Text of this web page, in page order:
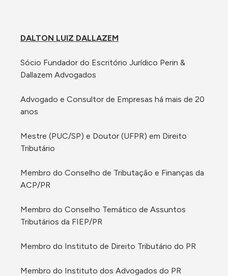
DALTON LUIZ DALLAZEM
Sócio Fundador do Escritório Jurídico Perin &
Dallazem Advogados
Advogado e Consultor de Empresas há mais de 20
anos
Mestre (PUC/SP) e Doutor (UFPR) em Direito
Tributário
Membro do Conselho de Tributação e Finanças da
ACP/PR
Membro do Conselho Temático de Assuntos
Tributários da FIEP/PR
Membro do Instituto de Direito Tributário do PR
Membro do Instituto dos Advogados do PR